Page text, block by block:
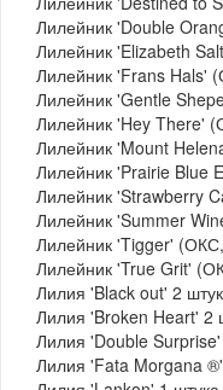
Лилейник 'Double
Лилейник 'Elizabeth
Лилейник 'Frans Hals'
Лилейник 'Gentle
Лилейник 'Hey There'
Лилейник 'Mount
Лилейник 'Prairie Blue
Лилейник 'Strawberry
Лилейник 'Summer
Лилейник 'Tigger'
Лилейник 'True Grit'
Лилия 'Black out' 2
Лилия 'Broken Heart' 2
Лилия 'Double
Лилия 'Fata Morgana